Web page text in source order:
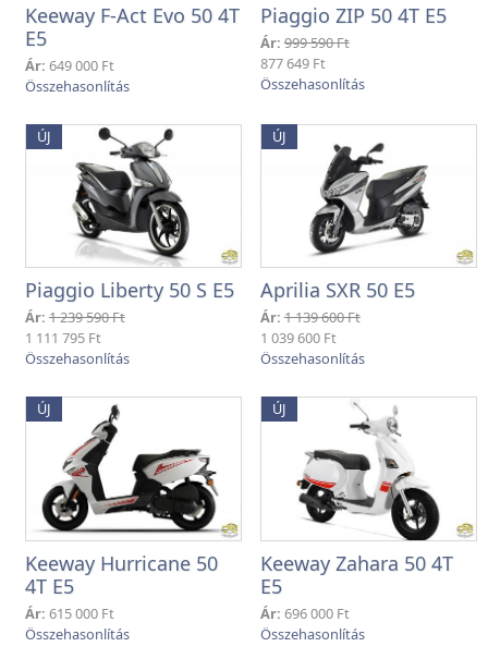
Keeway F-Act Evo 50 4T
E5
Ár: 649 000 Ft
Piaggio ZIP 50 4T E5
Ár:999 590 Ft
877 649 Ft
ÚJ
Piaggio Liberty 50 S E5
Ár: 1 239 590 Ft
1 111 795 Ft
ÚJ
Aprilia SXR 50 E5
Ár:1 139 600 Ft
1 039 600 Ft
ÚJ
Keeway Hurricane 50
4T E5
Ár: 615 000 Ft
ÚJ
Keeway Zahara 50 4T
E5
Ár: 696 000 Ft